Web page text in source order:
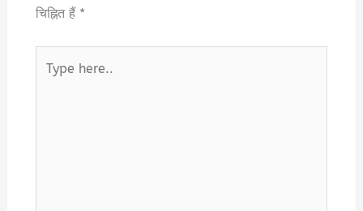
चिह्नित हैं *
here..